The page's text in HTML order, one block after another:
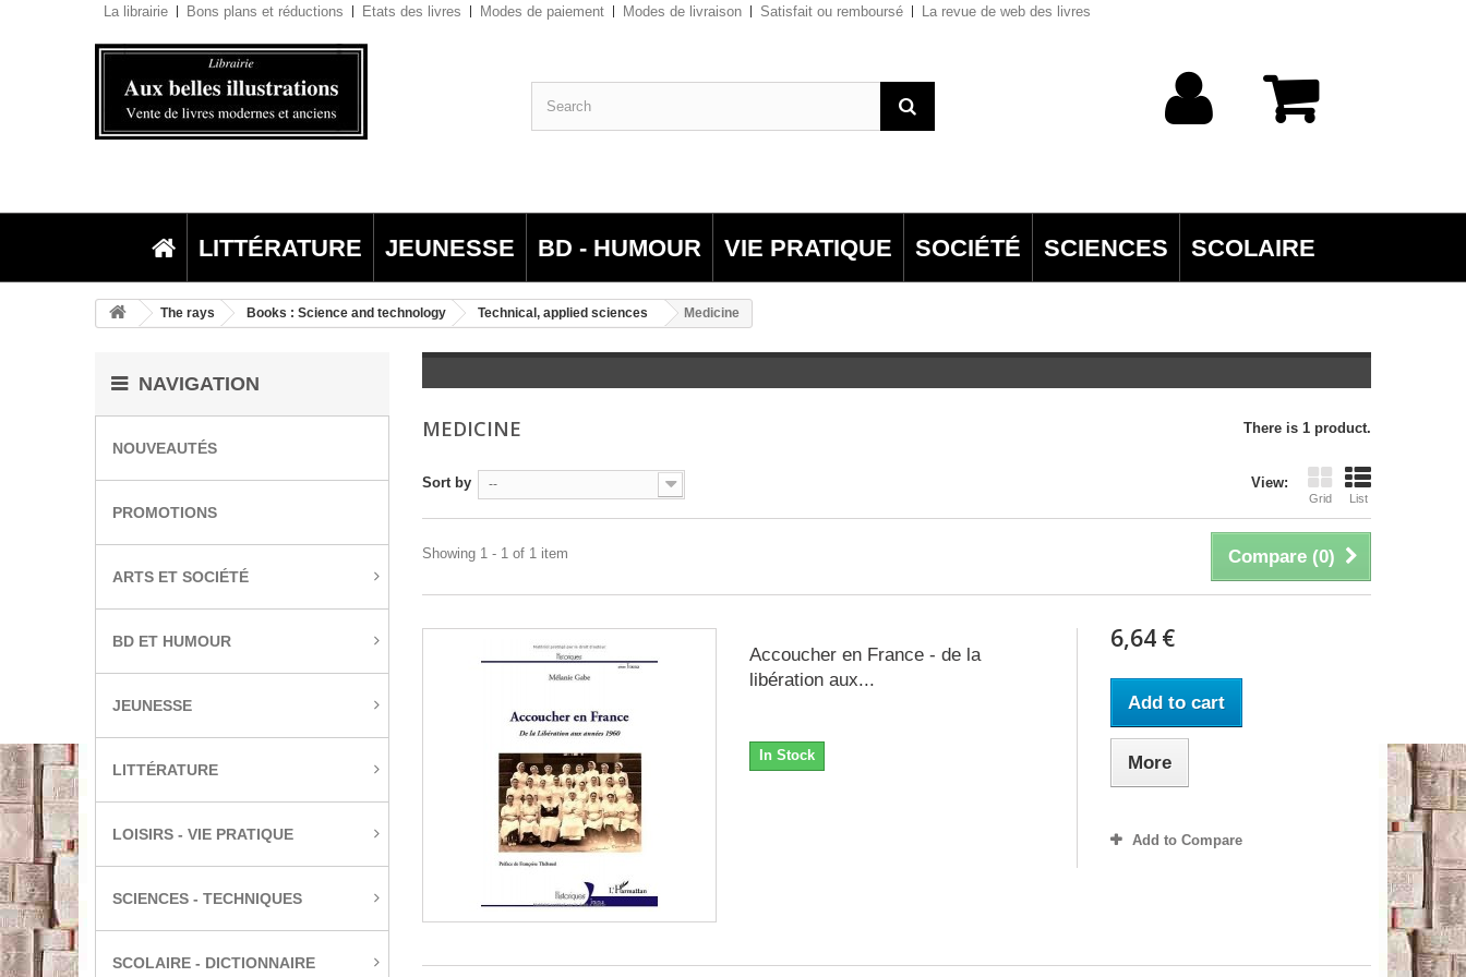
La librairie Bons plans et réductions Etats des livres Modes de paiement Modes de livraison Satisfait ou remboursé La revue de web des livres
LITTÉRATURE JEUNESSE BD - HUMOUR VIE PRATIQUE SOCIÉTÉ SCIENCES SCOLAIRE
The rays Books : Science and technology Technical, applied sciences Medicine
NAVIGATION
NOUVEAUTÉS
PROMOTIONS
ARTS ET SOCIÉTÉ
BD ET HUMOUR
JEUNESSE
LITTÉRATURE
LOISIRS - VIE PRATIQUE
SCIENCES - TECHNIQUES
SCOLAIRE - DICTIONNAIRE
MEDICINE There is 1 product.
View:
Grid List
Sort by --
Compare (0)
Showing 1 - 1 of 1 item
Accoucher en France - de la
libération aux...
In Stock
6,64 €
Add to cart
More
Add to Compare